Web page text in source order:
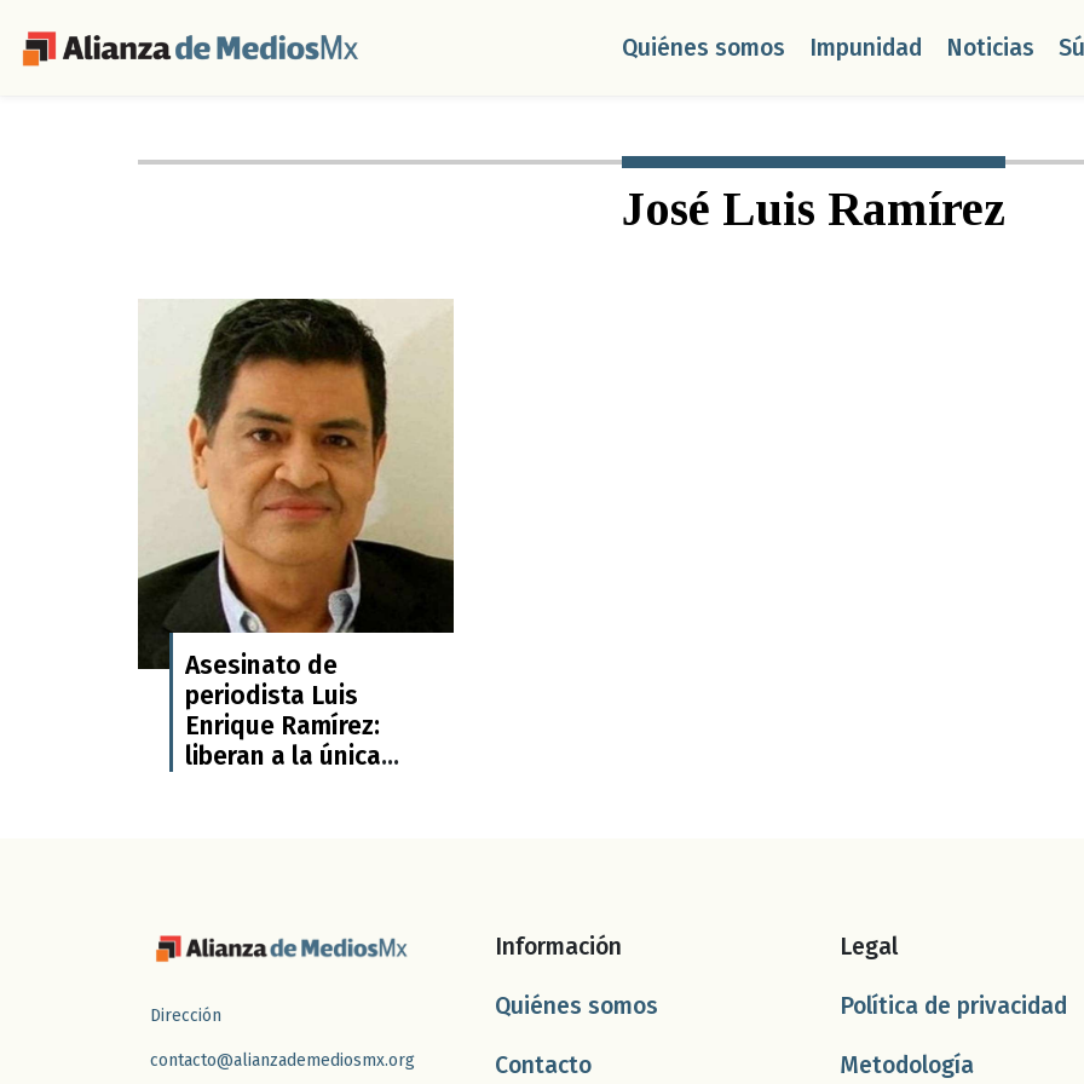
Quiénes somos Impunidad Noticias
José Luis Ramírez
Asesinato de
periodista Luis
Enrique Ramírez:
liberan a la única
Dirección
contacto@alianzademediosmx.org
Información
Quiénes somos
Contacto
Legal
Política de privacidad
Metodología